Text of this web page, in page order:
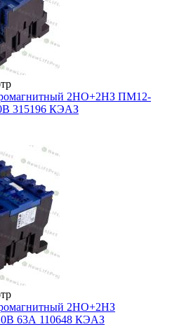
2НО+2НЗ ПМ12-
315196 КЭАЗ
2НО+2НЗ
63А 110648 КЭАЗ